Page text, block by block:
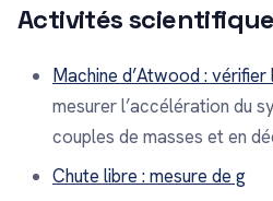
Activités
Machine d’Atwood :
mesurer l’accélération du
couples de masses et en
Chute libre : mesure de g